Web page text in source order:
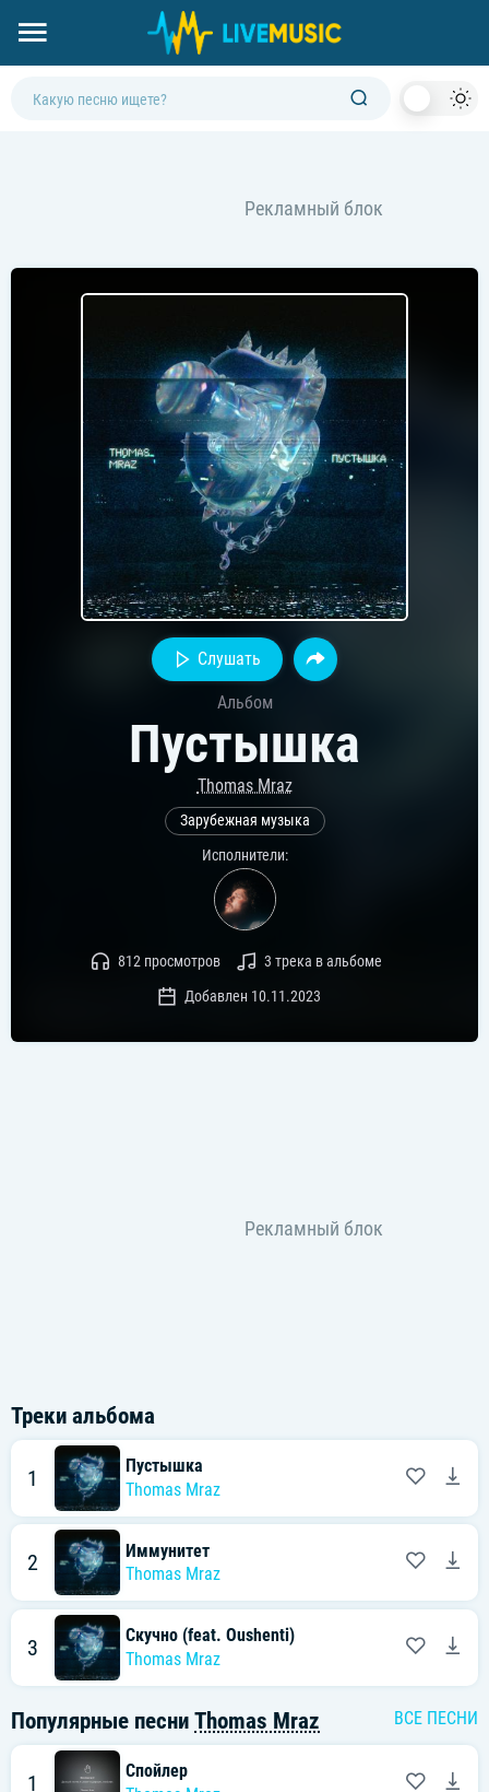
Слушать
Альбом
Пустышка
Thomas Mraz
Зарубежная музыка
Исполнители:
812 просмотров
3 трека в альбоме
Добавлен 10.11.2023
Треки альбома
1
Пустышка
Thomas Mraz
2
Иммунитет
Thomas Mraz
3
Скучно (feat. Oushenti)
Thomas Mraz
Популярные песни Thomas Mraz ВСЕ ПЕСНИ
1
Спойлер